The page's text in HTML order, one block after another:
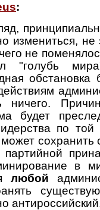
:
измениться, не
не
"голубь
ничего.
будет
по
сохранить
партийной
в
любой